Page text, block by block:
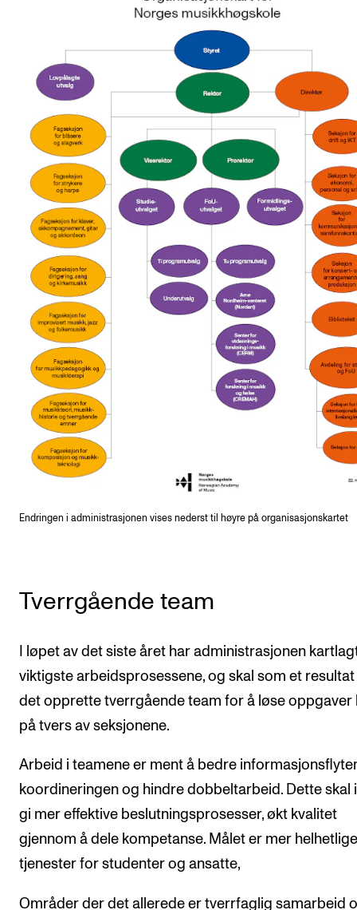
Endringen i administrasjonen vises nederst til høyre på organisasjonskartet
Tverrgående team
I løpet av det siste året har administrasjonen
viktigste arbeidsprosessene, og skal som et resultat
det opprette tverrgående team for å løse oppgaver
på tvers av seksjonene.
Arbeid i teamene er ment å bedre
koordineringen og hindre dobbeltarbeid. Dette skal
gi mer effektive beslutningsprosesser, økt kvalitet
gjennom å dele kompetanse. Målet er mer helhetlige
tjenester for studenter og ansatte,
Områder der det allerede er tverrfaglig samarbeid